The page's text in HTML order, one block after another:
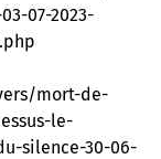
07-2023-
mort-de-
le-
silence-30-06-